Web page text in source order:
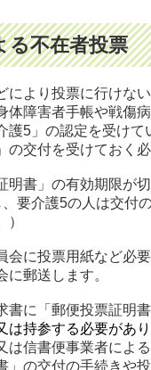
る不在者投票
より投票に行けな
障害者手帳や戦傷
護5」の認定を受け
の交付を受けておく
書」の有効期限が
要介護5の人は交付
に投票用紙など必
に郵送します。
に「郵便投票証明書
は持参する必要があり
信書便事業者による
の交付の手続きや